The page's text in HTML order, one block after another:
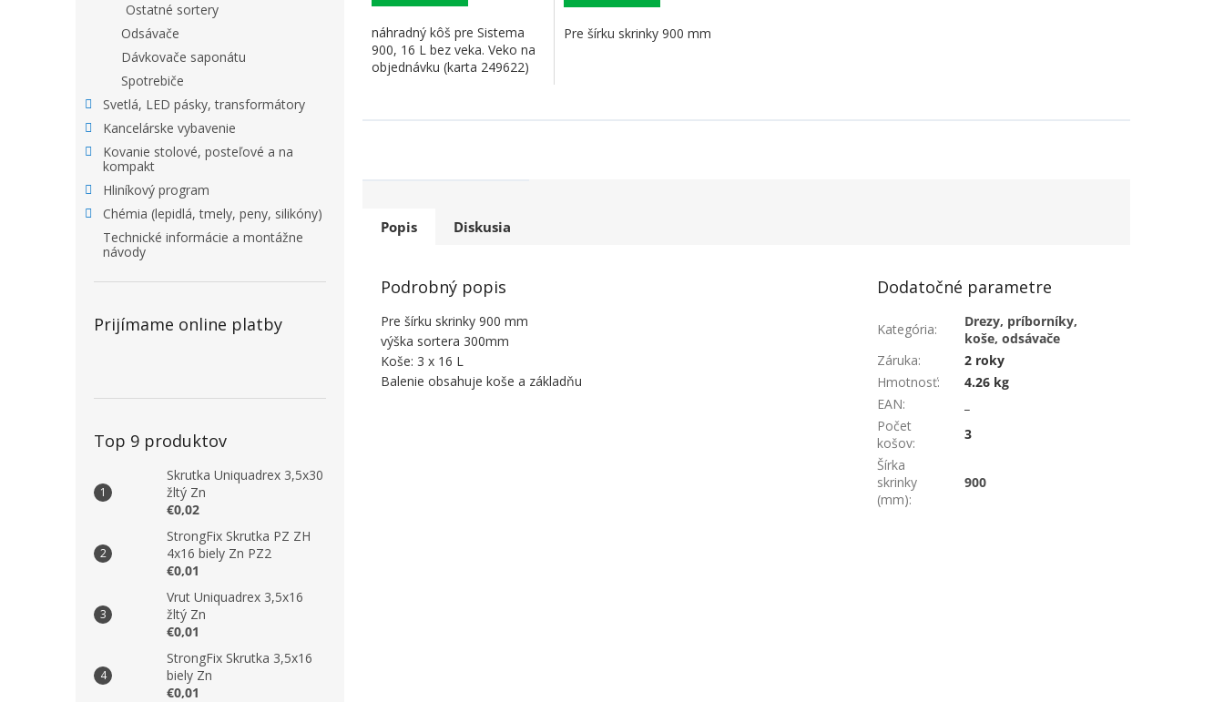
Ostatné sortery
Odsávače
Dávkovače saponátu
Spotrebiče
Svetlá, LED pásky, transformátory
Kancelárske vybavenie
Kovanie stolové, posteľové a na
kompakt
Hliníkový program
Chémia (lepidlá, tmely, peny, silikóny)
Technické informácie a montážne
návody
Prijímame online platby
Top 9 produktov
Skrutka Uniquadrex 3,5x30
žltý Zn
€0,02
StrongFix Skrutka PZ ZH
4x16 biely Zn PZ2
€0,01
Vrut Uniquadrex 3,5x16
žltý Zn
€0,01
StrongFix Skrutka 3,5x16
biely Zn
€0,01
náhradný kôš pre Sistema
900, 16 L bez veka. Veko na
objednávku (karta 249622)
Pre šírku skrinky 900 mm
Popis Diskusia
Podrobný popis
Pre šírku skrinky 900 mm
výška sortera 300mm
Koše: 3 x 16 L
Balenie obsahuje koše a základňu
Dodatočné parametre
Kategória:
Drezy, príborníky,
koše, odsávače
Záruka:
2 roky
Hmotnosť:
4.26 kg
EAN:
Počet
košov:
3
Šírka
skrinky
(mm):
900